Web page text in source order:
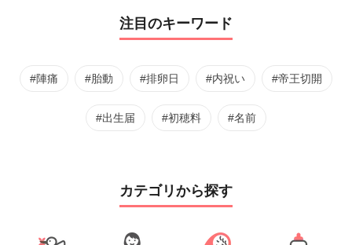
注目のキーワード
#陣痛 #胎動 #排卵日 #内祝い #帝王切開
#出生届 #初穂料 #名前
カテゴリから探す